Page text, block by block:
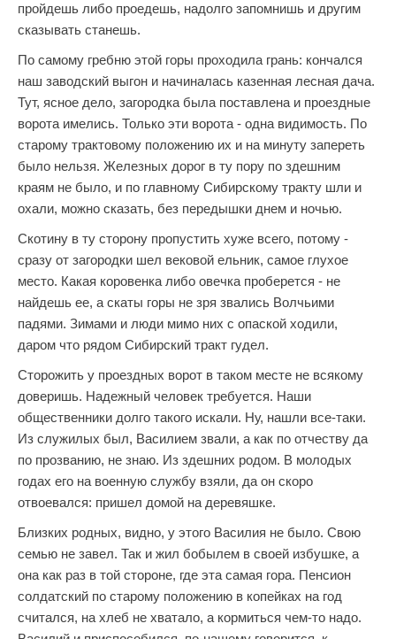
пройдешь либо проедешь, надолго запомнишь и другим
сказывать станешь.
По самому гребню этой горы проходила грань: кончался
наш заводский выгон и начиналась казенная лесная дача.
Тут, ясное дело, загородка была поставлена и проездные
ворота имелись. Только эти ворота - одна видимость. По
старому трактовому положению их и на минуту запереть
было нельзя. Железных дорог в ту пору по здешним
краям не было, и по главному Сибирскому тракту шли и
охали, можно сказать, без передышки днем и ночью.
Скотину в ту сторону пропустить хуже всего, потому -
сразу от загородки шел вековой ельник, самое глухое
место. Какая коровенка либо овечка проберется - не
найдешь ее, а скаты горы не зря звались Волчьими
падями. Зимами и люди мимо них с опаской ходили,
даром что рядом Сибирский тракт гудел.
Сторожить у проездных ворот в таком месте не всякому
доверишь. Надежный человек требуется. Наши
общественники долго такого искали. Ну, нашли все-таки.
Из служилых был, Василием звали, а как по отчеству да
по прозванию, не знаю. Из здешних родом. В молодых
годах его на военную службу взяли, да он скоро
отвоевался: пришел домой на деревяшке.
Близких родных, видно, у этого Василия не было. Свою
семью не завел. Так и жил бобылем в своей избушке, а
она как раз в той стороне, где эта самая гора. Пенсион
солдатский по старому положению в копейках на год
считался, на хлеб не хватало, а кормиться чем-то надо.